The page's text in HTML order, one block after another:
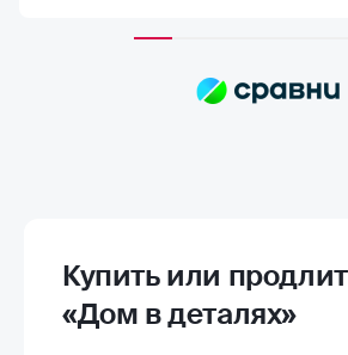
Купить или
«Дом в деталях»